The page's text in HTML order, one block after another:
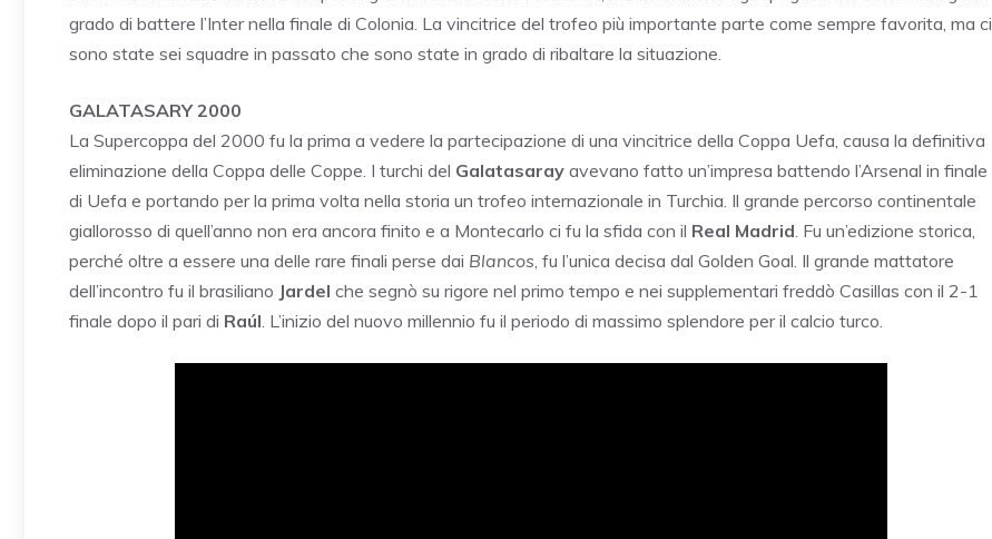
grado di battere l’Inter nella finale di Colonia. La vincitrice del trofeo più importante parte come sempre favorita, ma ci
sono state sei squadre in passato che sono state in grado di ribaltare la situazione.
GALATASARY 2000
La Supercoppa del 2000 fu la prima a vedere la partecipazione di una vincitrice della Coppa Uefa, causa la definitiva
eliminazione della Coppa delle Coppe. I turchi del Galatasaray avevano fatto un’impresa battendo l’Arsenal in finale
di Uefa e portando per la prima volta nella storia un trofeo internazionale in Turchia. Il grande percorso continentale
giallorosso di quell’anno non era ancora finito e a Montecarlo ci fu la sfida con il Real Madrid. Fu un’edizione storica,
perché oltre a essere una delle rare finali perse dai Blancos, fu l’unica decisa dal Golden Goal. Il grande mattatore
dell’incontro fu il brasiliano Jardel che segnò su rigore nel primo tempo e nei supplementari freddò Casillas con il 2-1
finale dopo il pari di Raúl. L’inizio del nuovo millennio fu il periodo di massimo splendore per il calcio turco.